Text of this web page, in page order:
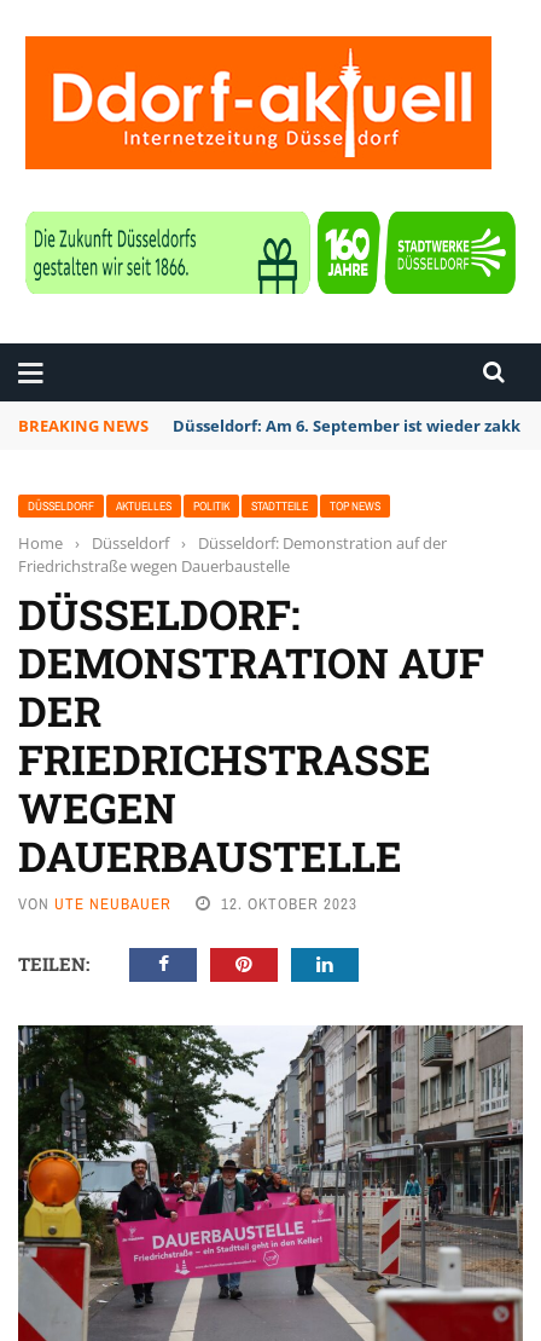
BREAKING NEWS Düsseldorf: Am 6. September ist wieder zakk
DÜSSELDORF AKTUELLES POLITIK STADTTEILE TOP NEWS
Home › Düsseldorf ›
Düsseldorf: Demonstration auf der
Friedrichstraße wegen Dauerbaustelle
DÜSSELDORF:
DEMONSTRATION AUF
DER
FRIEDRICHSTRASSE W
EGEN D
AUERBAUSTELLE
VON UTE NEUBAUER 12. OKTOBER 2023
TEILEN: